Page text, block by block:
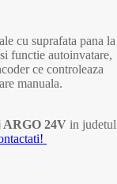
cu suprafata pana la
functie autoinvatare,
ce controleaza
manuala.
ARGO 24V in judetul